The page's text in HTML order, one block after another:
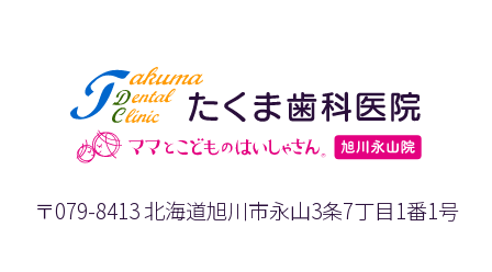
〒079-8413 北海道旭川市永山3条7丁目1番1号